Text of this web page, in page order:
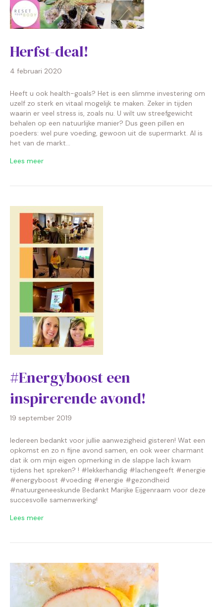
Herfst-deal!
4 februari 2020
Heeft u ook health-goals? Het is een slimme investering om
uzelf zo sterk en vitaal mogelijk te maken. Zeker in tijden
waarin er veel stress is, zoals nu. U wilt uw streefgewicht
behalen op een natuurlijke manier? Dus geen pillen en
poeders: wel pure voeding, gewoon uit de supermarkt. Al is
het van de markt…
Lees meer
#Energyboost een
inspirerende avond!
19 september 2019
Iedereen bedankt voor jullie aanwezigheid gisteren! Wat een
opkomst en zo n fijne avond samen, en ook weer charmant
dat ik om mijn eigen opmerking in de slappe lach kwam
tijdens het spreken? ! #lekkerhandig #lachengeeft #energie
#energyboost #voeding #energie #gezondheid
#natuurgeneeskunde Bedankt Marijke Eijgenraam voor deze
succesvolle samenwerking!
Lees meer